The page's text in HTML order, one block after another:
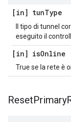
[in] tunType
Il tipo di tunnel
eseguito il
[in] isOnline
True se la rete è
ResetPrimary